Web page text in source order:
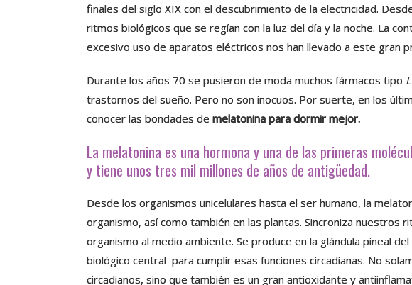
finales del siglo XIX con el descubrimiento de la electricidad.
ritmos biológicos que se regían con la luz del día y la noche. La
excesivo uso de aparatos eléctricos nos han llevado a este gran
Durante los años 70 se pusieron de moda muchos fármacos tipo
trastornos del sueño. Pero no son inocuos. Por suerte, en los
conocer las bondades de melatonina para dormir mejor.
La melatonina es una hormona y una de las primeras
y tiene unos tres mil millones de años de antigüedad.
Desde los organismos unicelulares hasta el ser humano, la
organismo, así como también en las plantas. Sincroniza nuestros
organismo al medio ambiente. Se produce en la glándula pineal
biológico central para cumplir esas funciones circadianas. No
circadianos, sino que también es un gran antioxidante y